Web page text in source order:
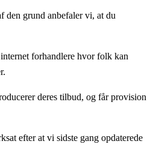
den grund anbefaler vi, at du
forhandlere hvor folk kan
deres tilbud, og får provision
efter at vi sidste gang opdaterede